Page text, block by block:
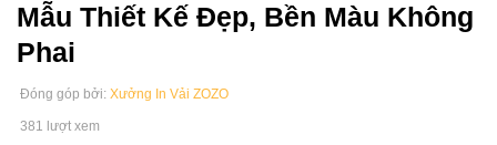
Mẫu Thiết Kế Đẹp, Bền Màu Không
Phai
Đóng góp bởi: Xưởng In Vải ZOZO
381 lượt xem